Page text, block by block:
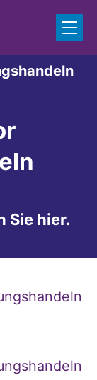
Sie hier.